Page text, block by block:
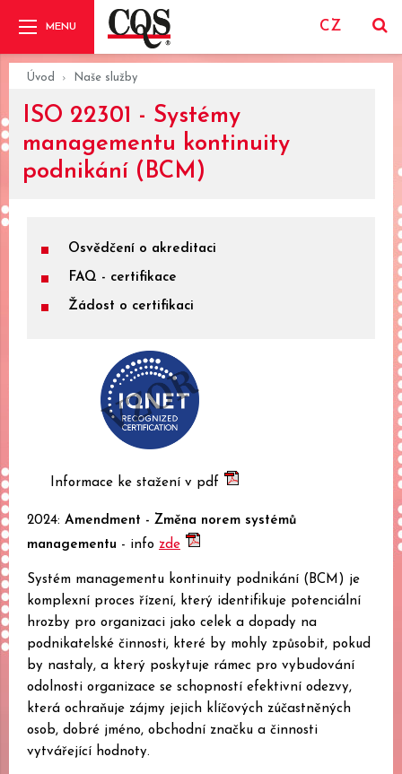
CZ
Úvod Naše služby
ISO 22301 - Systémy
managementu kontinuity
podnikání (BCM)
Osvědčení o akreditaci
FAQ - certifikace
Žádost o certifikaci
Informace ke stažení v pdf
2024: Amendment - Změna norem systémů
managementu - info zde
Systém managementu kontinuity podnikání (BCM) je
komplexní proces řízení, který identifikuje potenciální
hrozby pro organizaci jako celek a dopady na
podnikatelské činnosti, které by mohly způsobit, pokud
by nastaly, a který poskytuje rámec pro vybudování
odolnosti organizace se schopností efektivní odezvy,
která ochraňuje zájmy jejich klíčových zúčastněných
osob, dobré jméno, obchodní značku a činnosti
vytvářející hodnoty.